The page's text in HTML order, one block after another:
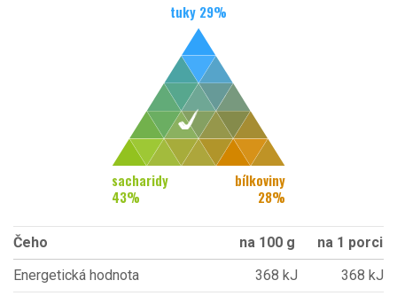
tuky 29%
sacharidy
43%
bílkoviny
28%
Čeho na 100 g
na 1 porci
Energetická hodnota
368 kJ
368 kJ